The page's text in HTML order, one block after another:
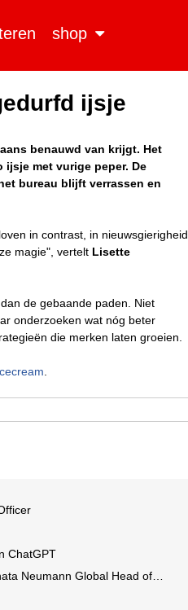
shop
ijsje
benauwd van krijgt. Het
met vurige peper. De
bureau blijft verrassen en
in contrast, in nieuwsgierigheid
magie", vertelt Lisette
de gebaande paden. Niet
onderzoeken wat nóg beter
die merken laten groeien.
ChatGPT
Global Head of Production